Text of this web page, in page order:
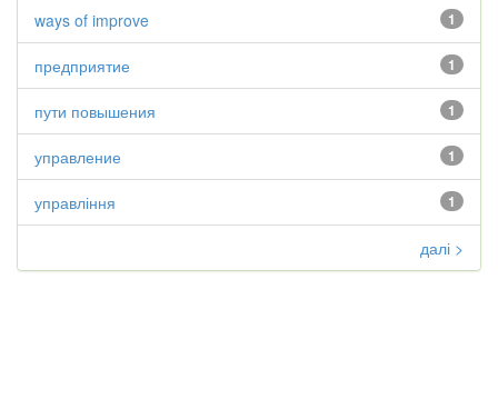
1
ways of improve
1
предприятие
1
пути повышения
1
управление
1
управління
далі >